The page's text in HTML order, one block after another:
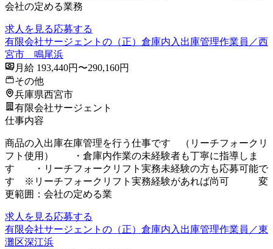
会社の定める業務
求人を見る応募する
有限会社サージェントの（正）倉庫内入出庫管理作業員／西
宮市 鳴尾浜
月給 193,440円〜290,160円
その他
兵庫県西宮市
有限会社サージェント
仕事内容
商品の入出庫在庫管理を行う仕事です （リーチフォークリ
フト使用） ・倉庫内作業の未経験者も丁寧に指導しま
す ・リーチフォークリフト実務未経験の方も応募可能で
す ※リーチフォークリフト実務経験があれば尚可 変
更範囲：会社の定める業
求人を見る応募する
有限会社サージェントの（正）倉庫内入出庫管理作業員／東
灘区深江浜